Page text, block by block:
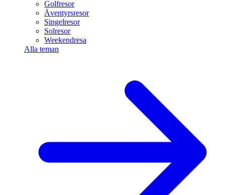
Golfresor
Äventyrsresor
Singelresor
Solresor
Weekendresa
Alla teman